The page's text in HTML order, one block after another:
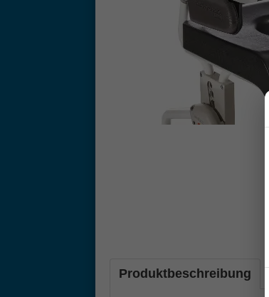
Produktbeschreibung